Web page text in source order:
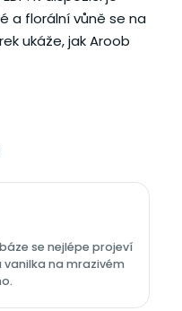
a florální vůně se na
ukáže, jak Aroob
se nejlépe projeví
na mrazivém